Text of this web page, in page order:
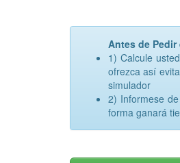
Antes de Pedir
1) Calcule
ofrezca así
simulador
2) Informese
forma ganará